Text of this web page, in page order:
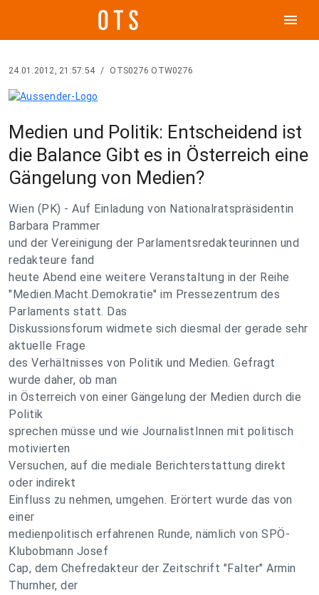
menu
24.01.2012, 21:57:54 / OTS0276 OTW0276
Medien und Politik: Entscheidend ist
die Balance Gibt es in Österreich eine
Gängelung von Medien?
Wien (PK) - Auf Einladung von Nationalratspräsidentin
Barbara Prammer
und der Vereinigung der Parlamentsredakteurinnen und
redakteure fand
heute Abend eine weitere Veranstaltung in der Reihe
"Medien.Macht.Demokratie" im Pressezentrum des
Parlaments statt. Das
Diskussionsforum widmete sich diesmal der gerade sehr
aktuelle Frage
des Verhältnisses von Politik und Medien. Gefragt
wurde daher, ob man
in Österreich von einer Gängelung der Medien durch die
Politik
sprechen müsse und wie JournalistInnen mit politisch
motivierten
Versuchen, auf die mediale Berichterstattung direkt
oder indirekt
Einfluss zu nehmen, umgehen. Erörtert wurde das von
einer
medienpolitisch erfahrenen Runde, nämlich von SPÖ-
Klubobmann Josef
Cap, dem Chefredakteur der Zeitschrift "Falter" Armin
Thurnher, der